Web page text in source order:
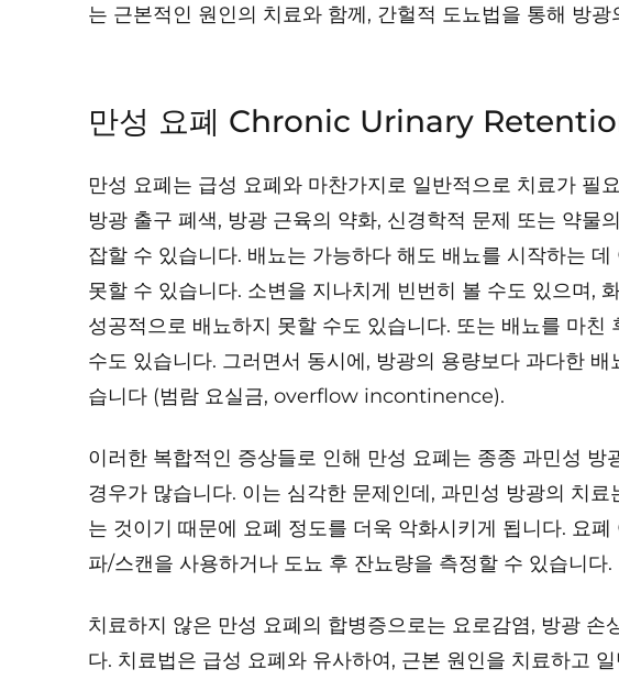
는 근본적인 원인의 치료와 함께, 간헐적 도뇨법을 통해 방
만성 요폐 Chronic Urinary
만성 요폐는 급성 요폐와 마찬가지로 일반적으로 치료가 필
방광 출구 폐색, 방광 근육의 약화, 신경학적 문제 또는 약물
잡할 수 있습니다. 배뇨는 가능하다 해도 배뇨를 시작하는
못할 수 있습니다. 소변을 지나치게 빈번히 볼 수도 있으며,
성공적으로 배뇨하지 못할 수도 있습니다. 또는 배뇨를 마친
수도 있습니다. 그러면서 동시에, 방광의 용량보다 과다한
습니다 (범람 요실금, overflow incontinence).
이러한 복합적인 증상들로 인해 만성 요폐는 종종 과민성
경우가 많습니다. 이는 심각한 문제인데, 과민성 방광의 치
는 것이기 때문에 요폐 정도를 더욱 악화시키게 됩니다. 요
파/스캔을 사용하거나 도뇨 후 잔뇨량을 측정할 수 있습니다.
치료하지 않은 만성 요폐의 합병증으로는 요로감염, 방광 손
다. 치료법은 급성 요폐와 유사하여, 근본 원인을 치료하고